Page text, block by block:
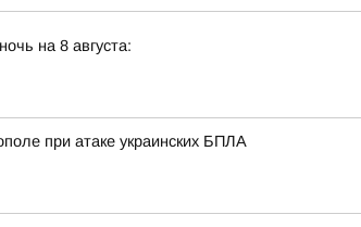
на 8 августа:
при атаке украинских БПЛА